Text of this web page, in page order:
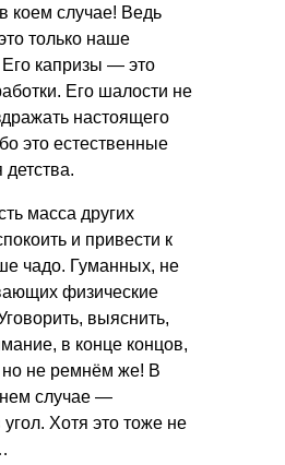
коем случае! Ведь
только наше
капризы — это
Его шалости не
настоящего
это естественные
масса других
и привести к
чадо. Гуманных, не
физические
выяснить,
в конце концов,
но не ремнём же! В
случае —
угол. Хотя это тоже не